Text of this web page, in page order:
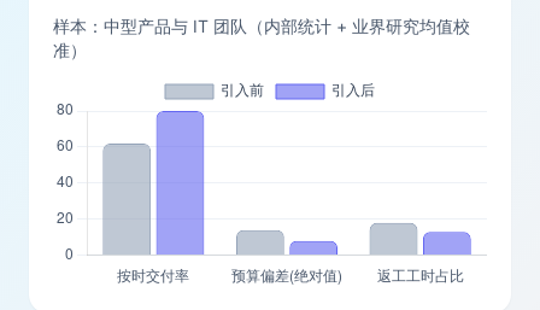
样本：中型产品与 IT 团队（内部统计 + 业界研究均值校
准）